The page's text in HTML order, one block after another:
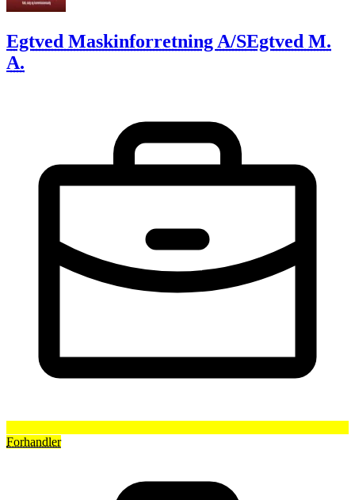
Egtved Maskinforretning A/SEgtved M.
A.
Forhandler